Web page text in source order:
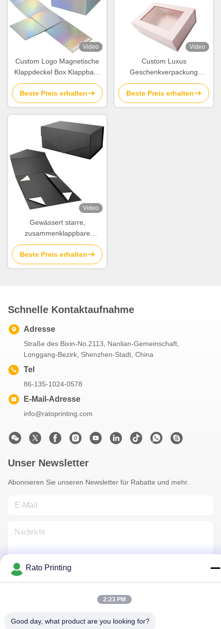
Video
Custom Logo Magnetische
Klappdeckel Box Klappbare
Weihnachtsgeschenkboxen
Klappboxen Großhandel
Beste Preis erhalten
Video
Custom Luxus
Geschenkverpackung
Kartonkasten mit klarem
Fenster Artwork
Druckhersteller
Beste Preis erhalten
Video
Gewässert starre,
zusammenklappbare
Geschenkbox Verpackung
Klappbare Magnetbox
Offene Kartonbox
Beste Preis erhalten
Schnelle Kontaktaufnahme
Adresse
Straße des Bixin-No.2113, Nanlian-Gemeinschaft,
Longgang-Bezirk, Shenzhen-Stadt, China
Tel
86-135-1024-0578
E-Mail-Adresse
info@ratoprinting.com
Unser Newsletter
Abonnieren Sie unseren Newsletter für Rabatte und mehr.
Rato Printing
2:23 PM
Good day, what product are you looking for?